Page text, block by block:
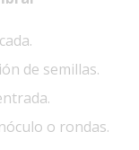
de semillas.
o rondas.